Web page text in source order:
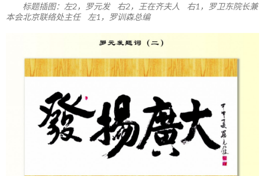
标题插图：左2，罗元发 右2，王在齐夫人 右1，罗卫东院长兼
本会北京联络处主任 左1，罗训森总编